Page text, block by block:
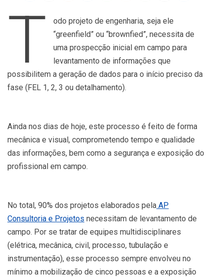
T
odo projeto de engenharia, seja ele
“greenfield” ou “brownfied”, necessita de
uma prospecção inicial em campo para
levantamento de informações que
possibilitem a geração de dados para o início preciso da
fase (FEL 1, 2, 3 ou detalhamento).
Ainda nos dias de hoje, este processo é feito de forma
mecânica e visual, comprometendo tempo e qualidade
das informações, bem como a segurança e exposição do
profissional em campo.
No total, 90% dos projetos elaborados pela AP
Consultoria e Projetos necessitam de levantamento de
campo. Por se tratar de equipes multidisciplinares
(elétrica, mecânica, civil, processo, tubulação e
instrumentação), esse processo sempre envolveu no
mínimo a mobilização de cinco pessoas e a exposição